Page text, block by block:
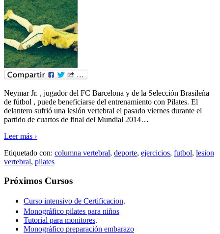
Neymar Jr. , jugador del FC Barcelona y de la Selección Brasileña
de fútbol , puede beneficiarse del entrenamiento con Pilates. El
delantero sufrió una lesión vertebral el pasado viernes durante el
partido de cuartos de final del Mundial 2014…
Leer más ›
Etiquetado con: columna vertebral, deporte, ejercicios, futbol, lesion
vertebral, pilates
Próximos Cursos
Curso intensivo de Certificacion.
Monográfico pilates para niños
Tutorial para monitores.
Monográfico preparación embarazo